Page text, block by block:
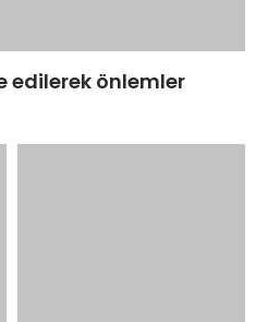
edilerek önlemler